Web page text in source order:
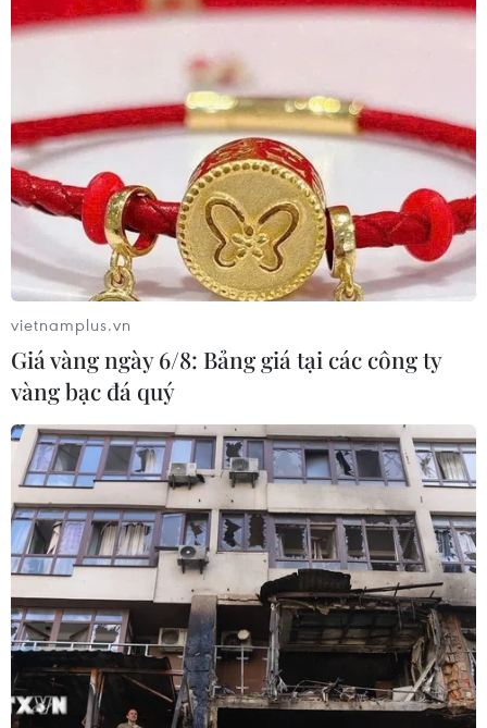
vietnamplus.vn
Giá vàng ngày 6/8: Bảng giá tại các công ty
vàng bạc đá quý